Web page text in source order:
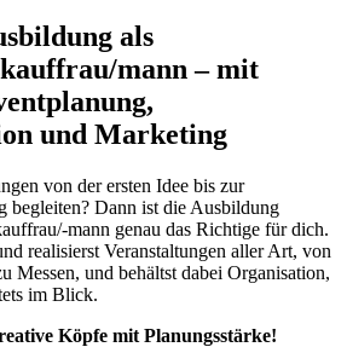
als
mann – mit
und Marketing
von der ersten Idee bis zur
begleiten? Dann ist die Ausbildung
mann genau das Richtige für dich.
realisierst Veranstaltungen aller Art, von
Messen, und behältst dabei Organisation,
im Blick.
Köpfe mit Planungsstärke!